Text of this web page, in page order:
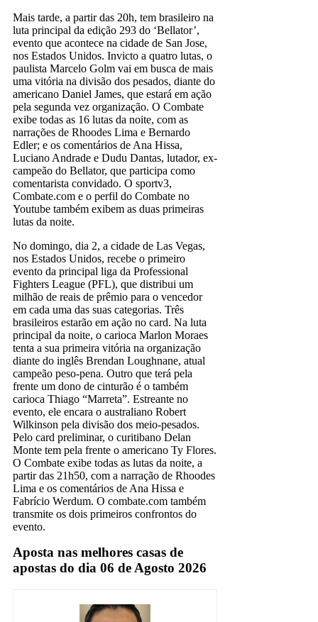
Mais tarde, a partir das 20h, tem brasileiro na
luta principal da edição 293 do ‘Bellator’,
evento que acontece na cidade de San Jose,
nos Estados Unidos. Invicto a quatro lutas, o
paulista Marcelo Golm vai em busca de mais
uma vitória na divisão dos pesados, diante do
americano Daniel James, que estará em ação
pela segunda vez organização. O Combate
exibe todas as 16 lutas da noite, com as
narrações de Rhoodes Lima e Bernardo
Edler; e os comentários de Ana Hissa,
Luciano Andrade e Dudu Dantas, lutador, ex-
campeão do Bellator, que participa como
comentarista convidado. O sportv3,
Combate.com e o perfil do Combate no
Youtube também exibem as duas primeiras
lutas da noite.
No domingo, dia 2, a cidade de Las Vegas,
nos Estados Unidos, recebe o primeiro
evento da principal liga da Professional
Fighters League (PFL), que distribui um
milhão de reais de prêmio para o vencedor
em cada uma das suas categorias. Três
brasileiros estarão em ação no card. Na luta
principal da noite, o carioca Marlon Moraes
tenta a sua primeira vitória na organização
diante do inglês Brendan Loughnane, atual
campeão peso-pena. Outro que terá pela
frente um dono de cinturão é o também
carioca Thiago “Marreta”. Estreante no
evento, ele encara o australiano Robert
Wilkinson pela divisão dos meio-pesados.
Pelo card preliminar, o curitibano Delan
Monte tem pela frente o americano Ty Flores.
O Combate exibe todas as lutas da noite, a
partir das 21h50, com a narração de Rhoodes
Lima e os comentários de Ana Hissa e
Fabrício Werdum. O combate.com também
transmite os dois primeiros confrontos do
evento.
Aposta nas melhores casas de
apostas do dia 06 de Agosto 2026